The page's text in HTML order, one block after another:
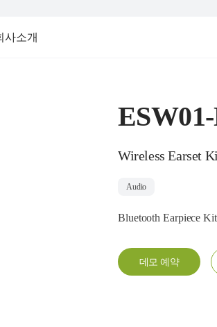
사소개
Wireless Earset
Audio
Bluetooth Earpiece
데모 예약